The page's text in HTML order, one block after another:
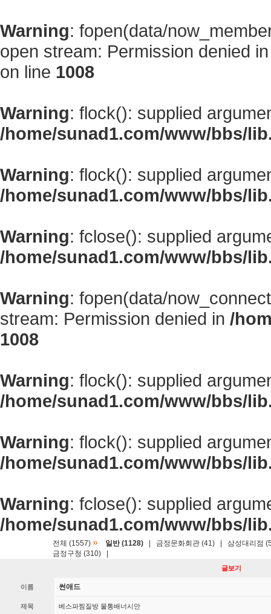
Warning: fopen(data/
open stream: Permission denied
on line 1008
Warning: flock(): supplied
/home/sunad1.com/www/bbs/
Warning: flock(): supplied
/home/sunad1.com/www/bbs/
Warning: fclose(): supplied
/home/sunad1.com/www/bbs/
Warning: fopen(data/
stream: Permission denied in /
1008
Warning: flock(): supplied
/home/sunad1.com/www/bbs/
Warning: flock(): supplied
/home/sunad1.com/www/bbs/
Warning: fclose(): supplied
/home/sunad1.com/www/bbs/
전체 (1557) » 일반 (1128) 금정문화회관 (41)
삼성대리점
금정구청 (310)
글보기
이름 썬애드
제목 베스파찜질방 물통배너시안